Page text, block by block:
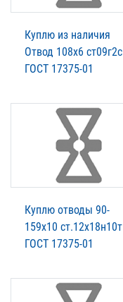
Куплю из наличия
Отвод 108х6 ст09г2с
ГОСТ 17375-01
Куплю отводы 90-
159х10 ст.12х18н10т
ГОСТ 17375-01